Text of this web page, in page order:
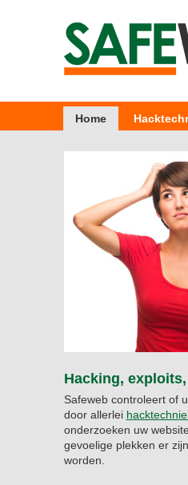
Home
Hacking,
Safeweb controleert of
door allerlei
onderzoeken uw
gevoelige plekken er
worden.